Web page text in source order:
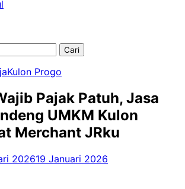
Kulon Progo
Pajak Patuh, Jasa
UMKM Kulon
Merchant JRku
202619 Januari 2026